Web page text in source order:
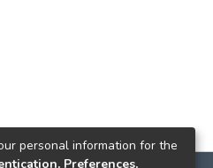
personal information for the
Preferences,